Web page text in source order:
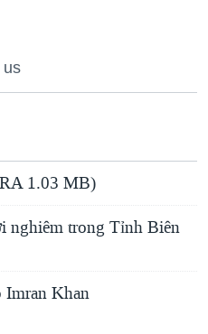
us
1.03 MB)
nghiêm trong Tỉnh Biên
Imran Khan